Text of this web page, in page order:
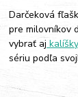
Darčeková
pre milovníkov
vybrať aj
sériu podľa